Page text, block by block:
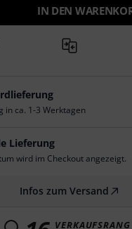
IN DEN
in ca. 1-3 Werktagen
Lieferung
wird im Checkout angezeigt.
Infos zum Versand
VERKAUFSRANG